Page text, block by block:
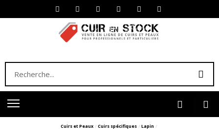
Cuirs et Peaux Cuirs spécifiques Lapin